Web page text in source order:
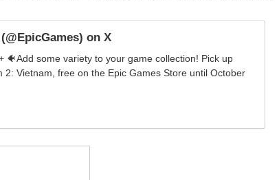
on X
🐠Add some variety to your game collection! Pick up
2: Vietnam, free on the Epic Games Store until October